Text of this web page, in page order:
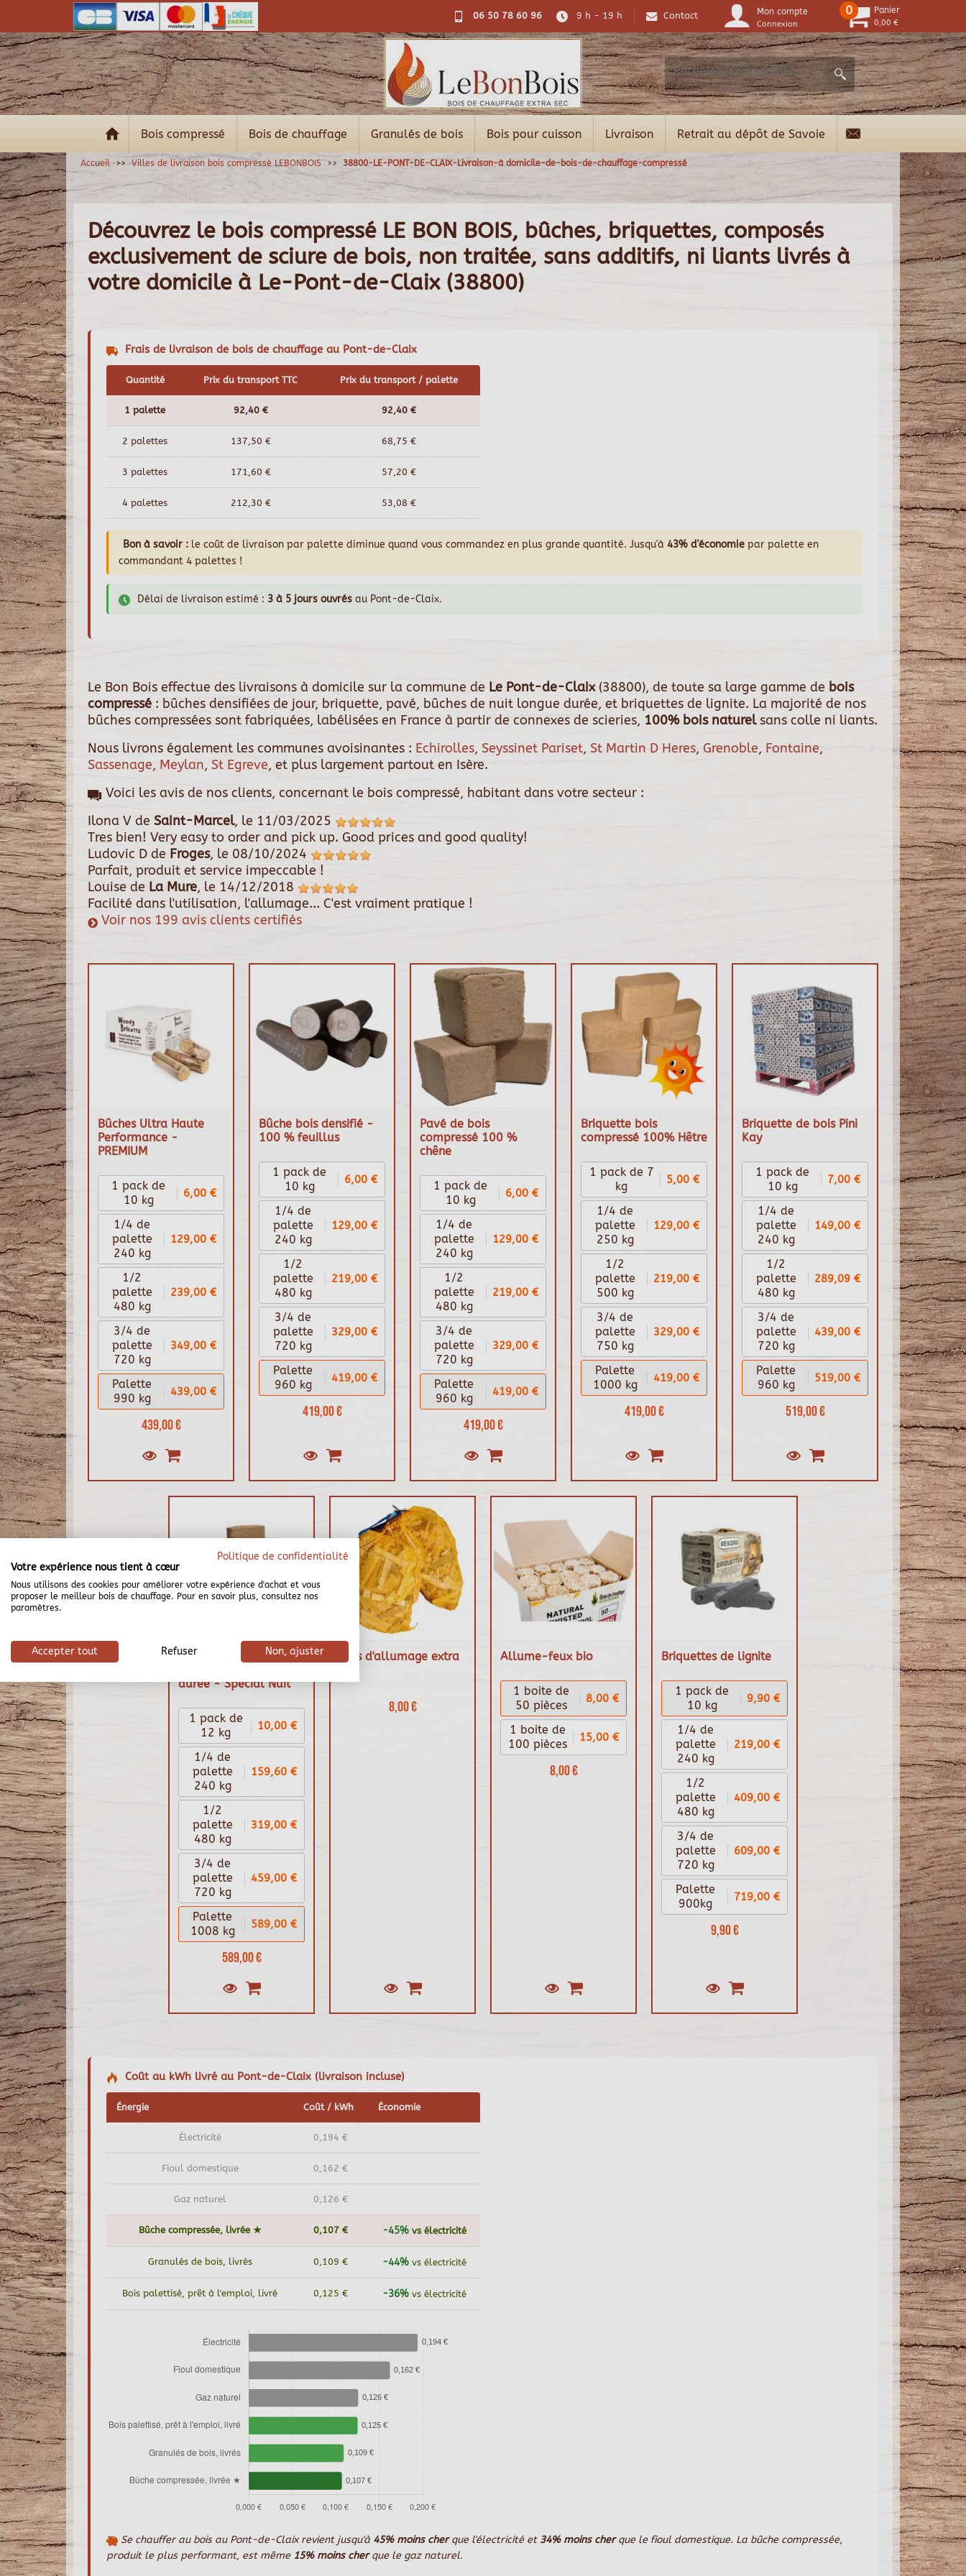
06 50 78 60 96 9 h - 19 h Contact Mon compte
Connexion
0 Panier
0,00 €
Bois compressé Bois de chauffage Granulés de bois Bois pour cuisson Livraison Retrait au dépôt de Savoie
Accueil Villes de livraison bois compressé LEBONBOIS 38800-LE-PONT-DE-CLAIX-Livraison-à domicile-de-bois-de-chauffage-compressé
Découvrez le bois compressé LE BON BOIS, bûches, briquettes, composés
exclusivement de sciure de bois, non traitée, sans additifs, ni liants livrés à
votre domicile à Le-Pont-de-Claix (38800)
Frais de livraison de bois de chauffage au Pont-de-Claix
Quantité Prix du transport TTC Prix du transport / palette
1 palette 92,40 € 92,40 €
2 palettes 137,50 € 68,75 €
3 palettes 171,60 € 57,20 €
4 palettes 212,30 € 53,08 €
Bon à savoir : le coût de livraison par palette diminue quand vous commandez en plus grande quantité. Jusqu'à 43% d'économie par palette en
commandant 4 palettes !
Délai de livraison estimé : 3 à 5 jours ouvrés au Pont-de-Claix.
Le Bon Bois effectue des livraisons à domicile sur la commune de Le Pont-de-Claix(38800), de toute sa large gamme de bois
compressé : bûches densifiées de jour, briquette, pavé, bûches de nuit longue durée, et briquettes de lignite. La majorité de nos
bûches compressées sont fabriquées, labélisées en France à partir de connexes de scieries, 100% bois naturelsans colle ni liants.
Nous livrons également les communes avoisinantes : Echirolles, Seyssinet Pariset, St Martin D Heres, Grenoble, Fontaine,
Sassenage, Meylan, St Egreve, et plus largement partout en Isère.
Voici les avis de nos clients, concernant le bois compressé, habitant dans votre secteur :
Ilona V de Saint-Marcel, le 11/03/2025
Tres bien! Very easy to order and pick up. Good prices and good quality!
Ludovic D de Froges, le 08/10/2024
Parfait, produit et service impeccable !
Louise de La Mure, le 14/12/2018
Facilité dans l'utilisation, l'allumage... C'est vraiment pratique !
Voir nos 199 avis clients certifiés
Bûches Ultra Haute
Performance -
PREMIUM
439,00 €
1 pack de
10 kg
6,00 €
1/4 de
palette
240 kg
129,00 €
1/2
palette
480 kg
239,00 €
3/4 de
palette
720 kg
349,00 €
Palette
990 kg
439,00 €
Bûche bois densifié -
100 % feuillus
419,00 €
1 pack de
10 kg
6,00 €
1/4 de
palette
240 kg
129,00 €
1/2
palette
480 kg
219,00 €
3/4 de
palette
720 kg
329,00 €
Palette
960 kg
419,00 €
Pavé de bois
compressé 100 %
chêne
419,00 €
1 pack de
10 kg
6,00 €
1/4 de
palette
240 kg
129,00 €
1/2
palette
480 kg
219,00 €
3/4 de
palette
720 kg
329,00 €
Palette
960 kg
419,00 €
Briquette bois
compressé 100% Hêtre
419,00 €
1 pack de 7
kg
5,00 €
1/4 de
palette
250 kg
129,00 €
1/2
palette
500 kg
219,00 €
3/4 de
palette
750 kg
329,00 €
Palette
1000 kg
419,00 €
Briquette de bois Pini
Kay
519,00 €
1 pack de
10 kg
7,00 €
1/4 de
palette
240 kg
149,00 €
1/2
palette
480 kg
289,09 €
3/4 de
palette
720 kg
439,00 €
Palette
960 kg
519,00 €
Briquette bois
durée - Spécial Nuit
589,00 €
1 pack de
12 kg
10,00 €
1/4 de
palette
240 kg
159,60 €
1/2
palette
480 kg
319,00 €
3/4 de
palette
720 kg
459,00 €
Palette
1008 kg
589,00 €
Bois d'allumage extra
8,00 €
Allume-feux bio
8,00 €
1 boite de
50 pièces
8,00 €
1 boite de
100 pièces
15,00 €
Briquettes de lignite
9,90 €
1 pack de
10 kg
9,90 €
1/4 de
palette
240 kg
219,00 €
1/2
palette
480 kg
409,00 €
3/4 de
palette
720 kg
609,00 €
Palette
900kg
719,00 €
Coût au kWh livré au Pont-de-Claix (livraison incluse)
Énergie Coût / kWh Économie
Électricité 0,194 €
Fioul domestique 0,162 €
Gaz naturel 0,126 €
Bûche compressée, livrée ★ 0,107 € -45%vs électricité
Granulés de bois, livrés 0,109 € -44%vs électricité
Bois palettisé, prêt à l'emploi, livré 0,125 € -36%vs électricité
Se chauffer au bois au Pont-de-Claix revient jusqu'à 45% moins cherque l'électricité et 34% moins cherque le fioul domestique. La bûche compressée,
produit le plus performant, est même 15% moins cherque le gaz naturel.
Politique de confidentialité
Votre expérience nous tient à cœur
Nous utilisons des cookies pour améliorer votre expérience d'achat et vous
proposer le meilleur bois de chauffage. Pour en savoir plus, consultez nos
paramètres.
Accepter tout Refuser Non, ajuster